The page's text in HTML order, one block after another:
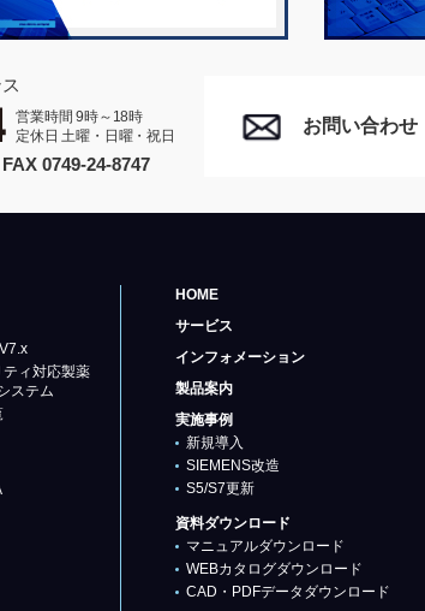
営業時間 9時～18時
定休日 土曜・日曜・祝日
FAX 0749-24-8747
お問い合わせ
ィ対応製薬
ステム
HOME
サービス
インフォメーション
製品案内
実施事例
新規導入
SIEMENS改造
S5/S7更新
資料ダウンロード
マニュアルダウンロード
WEBカタログダウンロード
CAD・PDFデータダウンロード